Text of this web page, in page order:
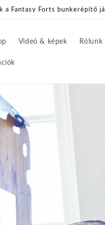
a Fantasy Forts bunkerépítő
Videó & képek Rólunk